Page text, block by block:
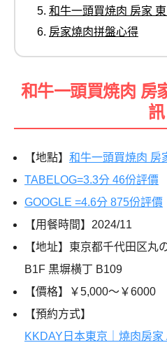
和牛一頭買焼肉 房家
房家燒肉拼盤心得
和牛一頭買焼肉 房
訊
【地點】 和牛一頭買焼肉 房
TABELOG=3.3分 46份評價
GOOGLE =4.6分 875份評價
【用餐時間】2024/11
【地址】東京都千代田区丸
B1F 黒塀横丁 B109
【價格】￥5,000～￥6000
【預約方式】
KKDAY日本東京｜燒肉房